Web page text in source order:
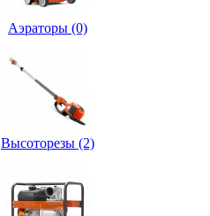
Аэраторы (0)
Высоторезы (2)